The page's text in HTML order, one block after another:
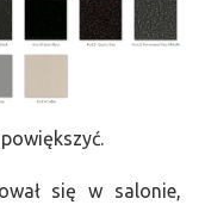
się w salonie,